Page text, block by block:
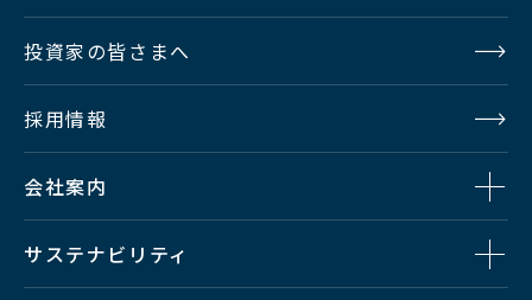
投資家の皆さまへ
採用情報
会社案内
サステナビリティ